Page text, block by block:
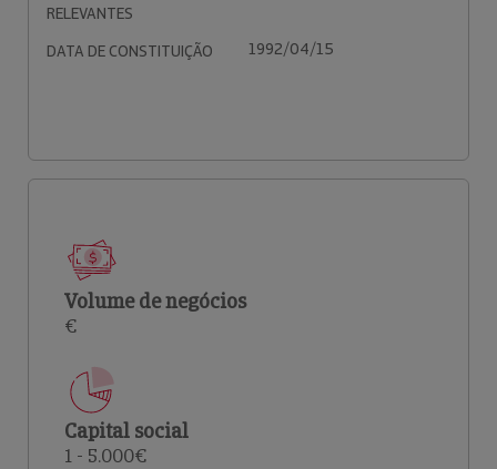
RELEVANTES
DATA DE CONSTITUIÇÃO 1992/04/15
Volume de negócios
€
Capital social
1 - 5.000€